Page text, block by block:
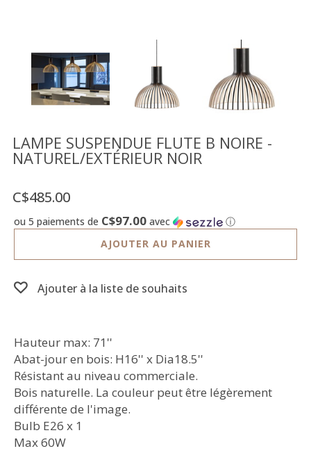
LISTE
SOUHAITS
LAMPE SUSPENDUE FLUTE B NOIRE -
NATUREL/EXTÉRIEUR NOIR
C$485.00
ou 5 paiements de C$97.00 avec
ⓘ
AJOUTER AU PANIER
Ajouter à la liste de souhaits
Hauteur max: 71''
Abat-jour en bois: H16'' x Dia18.5''
Résistant au niveau commerciale.
Bois naturelle. La couleur peut être légèrement
différente de l'image.
Bulb E26 x 1
Max 60W